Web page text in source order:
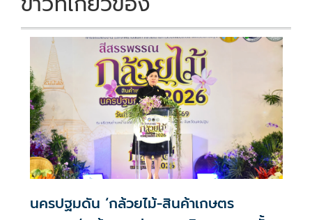
นครปฐมดัน ‘กล้วยไม้-สินค้าเกษตร